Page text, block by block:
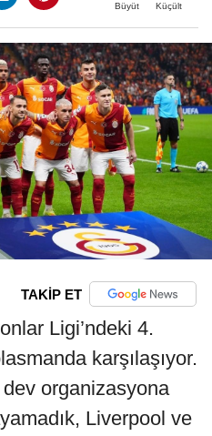
Büyüt Küçült
TAKİP ET
Ligi’ndeki 4.
karşılaşıyor.
organizasyona
Liverpool ve